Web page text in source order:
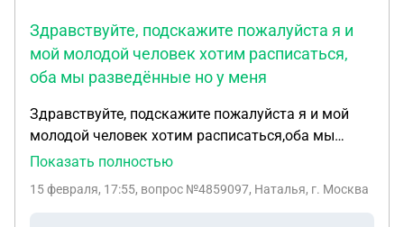
Здравствуйте, подскажите пожалуйста я и
мой молодой человек хотим расписаться,
оба мы разведённые но у меня
Здравствуйте, подскажите пожалуйста я и мой
молодой человек хотим расписаться,оба мы
разведённые но у меня есть на руках оригинал о
разводили его ещё при Украине и он не как не
Показать полностью
15 февраля, 17:55, вопрос №4859097, Наталья, г. Москва